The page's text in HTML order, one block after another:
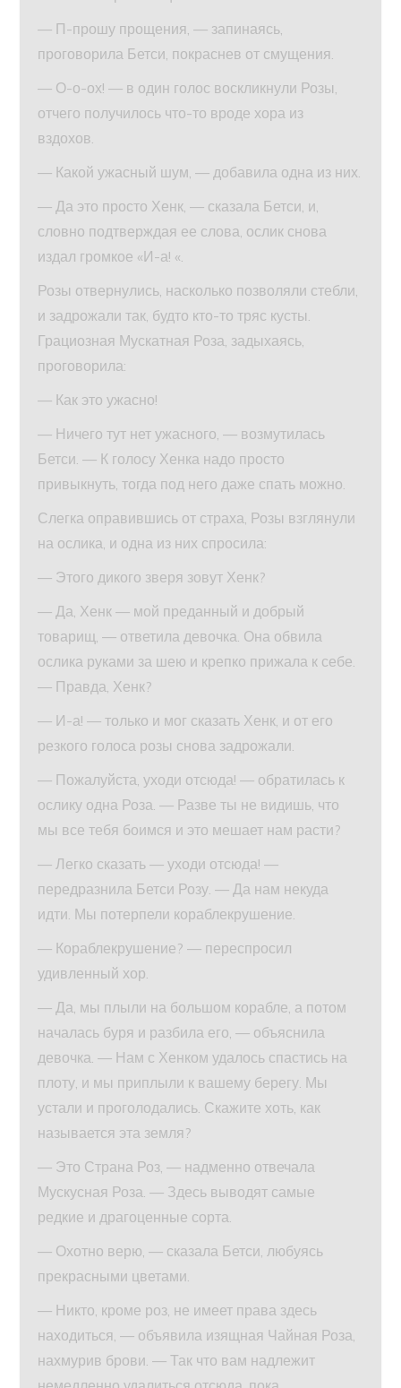
— П-прошу прощения, — запинаясь,
проговорила Бетси, покраснев от смущения.
— О-о-ох! — в один голос воскликнули Розы,
отчего получилось что-то вроде хора из
вздохов.
— Какой ужасный шум, — добавила одна из них.
— Да это просто Хенк, — сказала Бетси, и,
словно подтверждая ее слова, ослик снова
издал громкое «И-а! «.
Розы отвернулись, насколько позволяли стебли,
и задрожали так, будто кто-то тряс кусты.
Грациозная Мускатная Роза, задыхаясь,
проговорила:
— Как это ужасно!
— Ничего тут нет ужасного, — возмутилась
Бетси. — К голосу Хенка надо просто
привыкнуть, тогда под него даже спать можно.
Слегка оправившись от страха, Розы взглянули
на ослика, и одна из них спросила:
— Этого дикого зверя зовут Хенк?
— Да, Хенк — мой преданный и добрый
товарищ, — ответила девочка. Она обвила
ослика руками за шею и крепко прижала к себе.
— Правда, Хенк?
— И-а! — только и мог сказать Хенк, и от его
резкого голоса розы снова задрожали.
— Пожалуйста, уходи отсюда! — обратилась к
ослику одна Роза. — Разве ты не видишь, что
мы все тебя боимся и это мешает нам расти?
— Легко сказать — уходи отсюда! —
передразнила Бетси Розу. — Да нам некуда
идти. Мы потерпели кораблекрушение.
— Кораблекрушение? — переспросил
удивленный хор.
— Да, мы плыли на большом корабле, а потом
началась буря и разбила его, — объяснила
девочка. — Нам с Хенком удалось спастись на
плоту, и мы приплыли к вашему берегу. Мы
устали и проголодались. Скажите хоть, как
называется эта земля?
— Это Страна Роз, — надменно отвечала
Мускусная Роза. — Здесь выводят самые
редкие и драгоценные сорта.
— Охотно верю, — сказала Бетси, любуясь
прекрасными цветами.
— Никто, кроме роз, не имеет права здесь
находиться, — объявила изящная Чайная Роза,
нахмурив брови. — Так что вам надлежит